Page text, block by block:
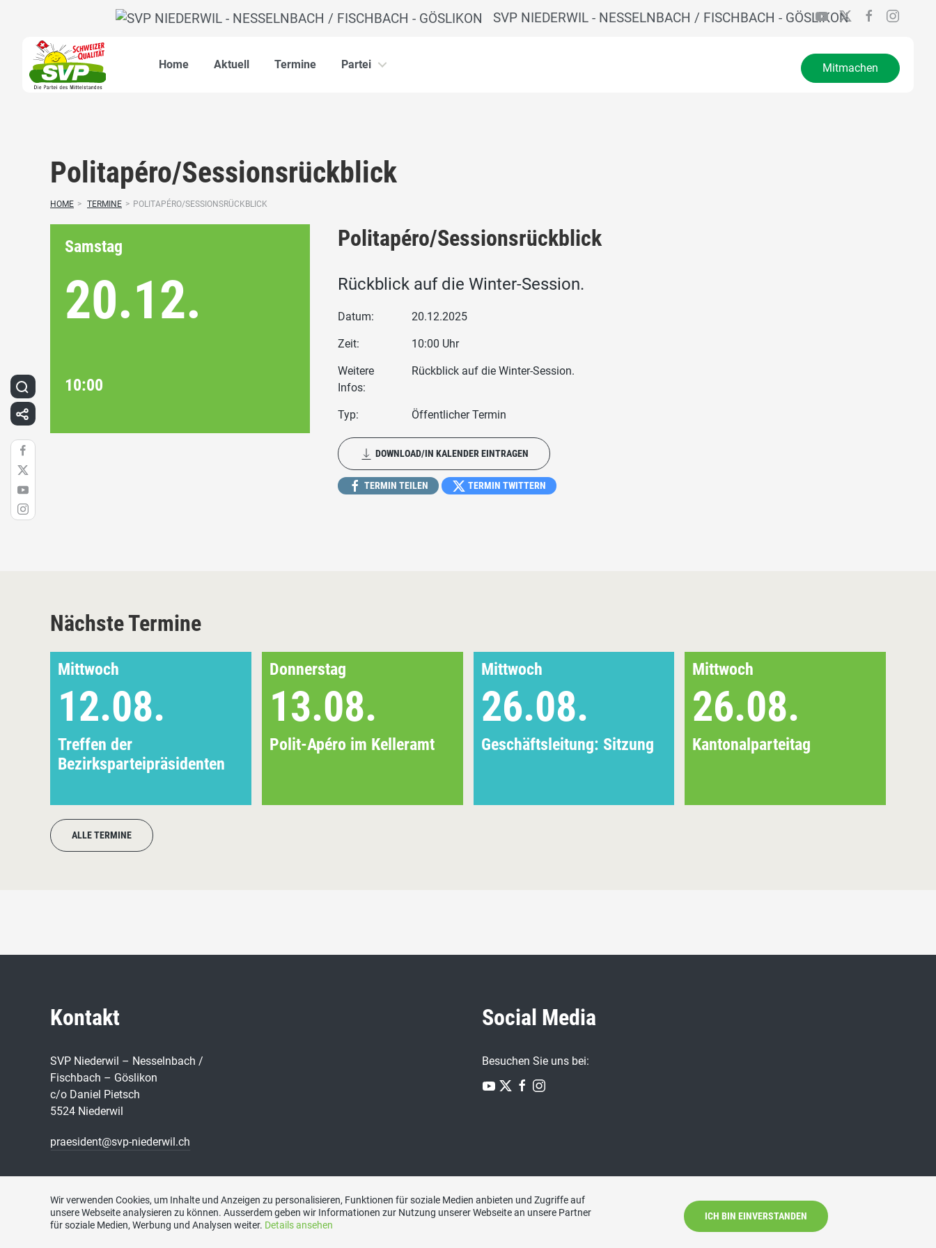
SVP NIEDERWIL - NESSELNBACH / FISCHBACH - GÖSLIKON
Home Aktuell Termine Partei Mitmachen
Politapéro/Sessionsrückblick
HOME > TERMINE > POLITAPÉRO/SESSIONSRÜCKBLICK
Samstag
20.12.
10:00
Politapéro/Sessionsrückblick
Rückblick auf die Winter-Session.
Datum: 20.12.2025
Zeit: 10:00 Uhr
Weitere
Infos:
Rückblick auf die Winter-Session.
Typ: Öffentlicher Termin
DOWNLOAD/IN KALENDER EINTRAGEN
TERMIN TEILEN TERMIN TWITTERN
Nächste Termine
Mittwoch
12.08.
Treffen der
Bezirksparteipräsidenten
Donnerstag
13.08.
Polit-Apéro im Kelleramt
Mittwoch
26.08.
Geschäftsleitung: Sitzung
Mittwoch
26.08.
Kantonalparteitag
ALLE TERMINE
Kontakt
SVP Niederwil – Nesselnbach /
Fischbach – Göslikon
c/o Daniel Pietsch
5524 Niederwil
praesident@svp-niederwil.ch
Social Media
Besuchen Sie uns bei:
Impressum
Wir verwenden Cookies, um Inhalte und Anzeigen zu personalisieren, Funktionen für soziale Medien anbieten und Zugriffe auf
unsere Webseite analysieren zu können. Ausserdem geben wir Informationen zur Nutzung unserer Webseite an unsere Partner
für soziale Medien, Werbung und Analysen weiter. Details ansehen
ICH BIN EINVERSTANDEN